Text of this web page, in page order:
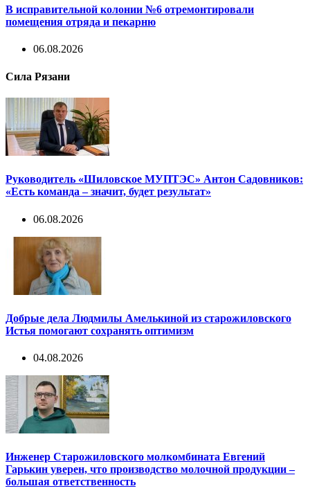
В исправительной колонии №6 отремонтировали
помещения отряда и пекарню
06.08.2026
Сила Рязани
Руководитель «Шиловское МУПТЭС» Антон Садовников:
«Есть команда – значит, будет результат»
06.08.2026
Добрые дела Людмилы Амелькиной из старожиловского
Истья помогают сохранять оптимизм
04.08.2026
Инженер Старожиловского молкомбината Евгений
Гарькин уверен, что производство молочной продукции –
большая ответственность